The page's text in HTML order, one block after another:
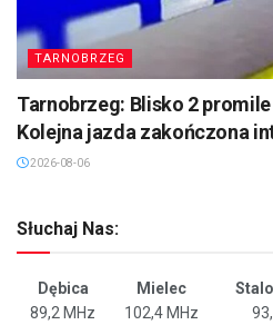
TARNOBRZEG
Tarnobrzeg: Blisko 2
Kolejna jazda zakończona
2026-08-06
Słuchaj Nas:
Dębica Mielec
89,2 MHz
102,4 MHz